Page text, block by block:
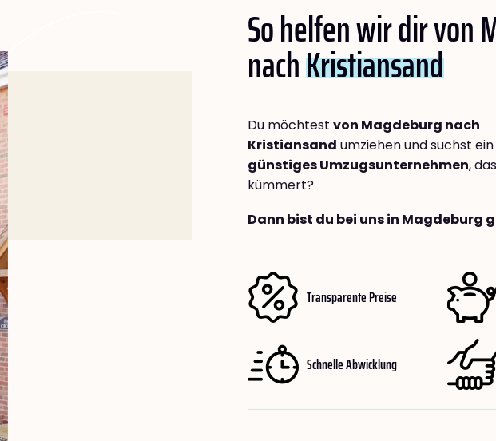
So helfen wir dir von
nachKristiansand
Du möchtest von Magdeburg nach
Kristiansand umziehen und suchst ein
günstiges Umzugsunternehmen,
kümmert?
Dann bist du bei uns in Magdeburg
Transparente Preise
Schnelle Abwicklung